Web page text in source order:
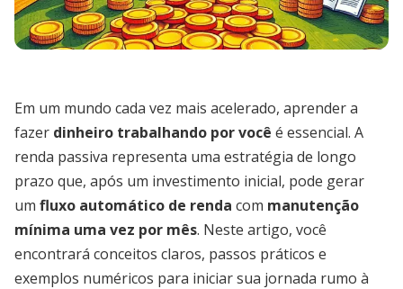
Em um mundo cada vez mais acelerado, aprender a
fazer dinheiro trabalhando por você é essencial. A
renda passiva representa uma estratégia de longo
prazo que, após um investimento inicial, pode gerar
um fluxo automático de renda com manutenção
mínima uma vez por mês. Neste artigo, você
encontrará conceitos claros, passos práticos e
exemplos numéricos para iniciar sua jornada rumo à